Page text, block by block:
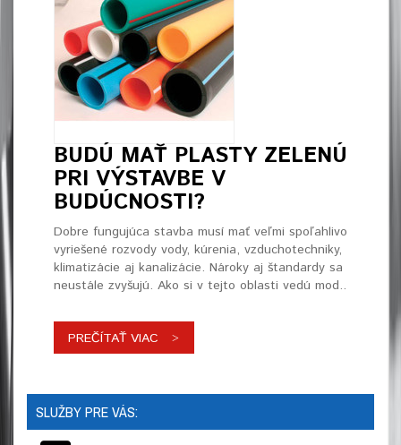
BUDÚ MAŤ PLASTY ZELENÚ
PRI VÝSTAVBE V
BUDÚCNOSTI?
Dobre fungujúca stavba musí mať veľmi spoľahlivo
vyriešené rozvody vody, kúrenia, vzduchotechniky,
klimatizácie aj kanalizácie. Nároky aj štandardy sa
neustále zvyšujú. Ako si v tejto oblasti vedú mod..
PREČÍTAŤ VIAC
SLUŽBY PRE VÁS: